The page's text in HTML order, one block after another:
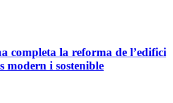
completa la reforma de l’edifici
modern i sostenible